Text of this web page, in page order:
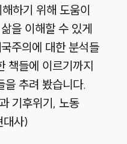
하기 위해 도움이
을 이해할 수 있게
주의에 대한 분석들
책들에 이르기까지
을 추려 봤습니다.
기후위기, 노동
사)